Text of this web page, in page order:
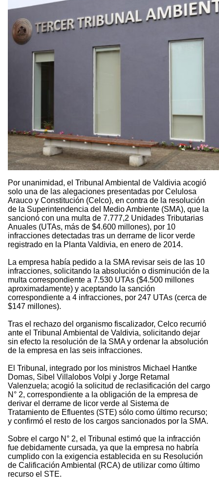
Por unanimidad, el Tribunal Ambiental de Valdivia acogió
solo una de las alegaciones presentadas por Celulosa
Arauco y Constitución (Celco), en contra de la resolución
de la Superintendencia del Medio Ambiente (SMA), que la
sancionó con una multa de 7.777,2 Unidades Tributarias
Anuales (UTAs, más de $4.600 millones), por 10
infracciones detectadas tras un derrame de licor verde
registrado en la Planta Valdivia, en enero de 2014.
La empresa había pedido a la SMA revisar seis de las 10
infracciones, solicitando la absolución o disminución de la
multa correspondiente a 7.530 UTAs ($4.500 millones
aproximadamente) y aceptando la sanción
correspondiente a 4 infracciones, por 247 UTAs (cerca de
$147 millones).
Tras el rechazo del organismo fiscalizador, Celco recurrió
ante el Tribunal Ambiental de Valdivia, solicitando dejar
sin efecto la resolución de la SMA y ordenar la absolución
de la empresa en las seis infracciones.
El Tribunal, integrado por los ministros Michael Hantke
Domas, Sibel Villalobos Volpi y Jorge Retamal
Valenzuela; acogió la solicitud de reclasificación del cargo
N° 2, correspondiente a la obligación de la empresa de
derivar el derrame de licor verde al Sistema de
Tratamiento de Efluentes (STE) sólo como último recurso;
y confirmó el resto de los cargos sancionados por la SMA.
Sobre el cargo N° 2, el Tribunal estimó que la infracción
fue debidamente cursada, ya que la empresa no habría
cumplido con la exigencia establecida en su Resolución
de Calificación Ambiental (RCA) de utilizar como último
recurso el STE.